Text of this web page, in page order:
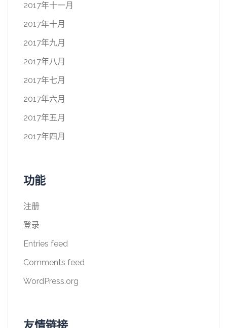
2017年十一月
2017年十月
2017年九月
2017年八月
2017年七月
2017年六月
2017年五月
2017年四月
功能
注册
登录
Entries feed
Comments feed
WordPress.org
友情链接